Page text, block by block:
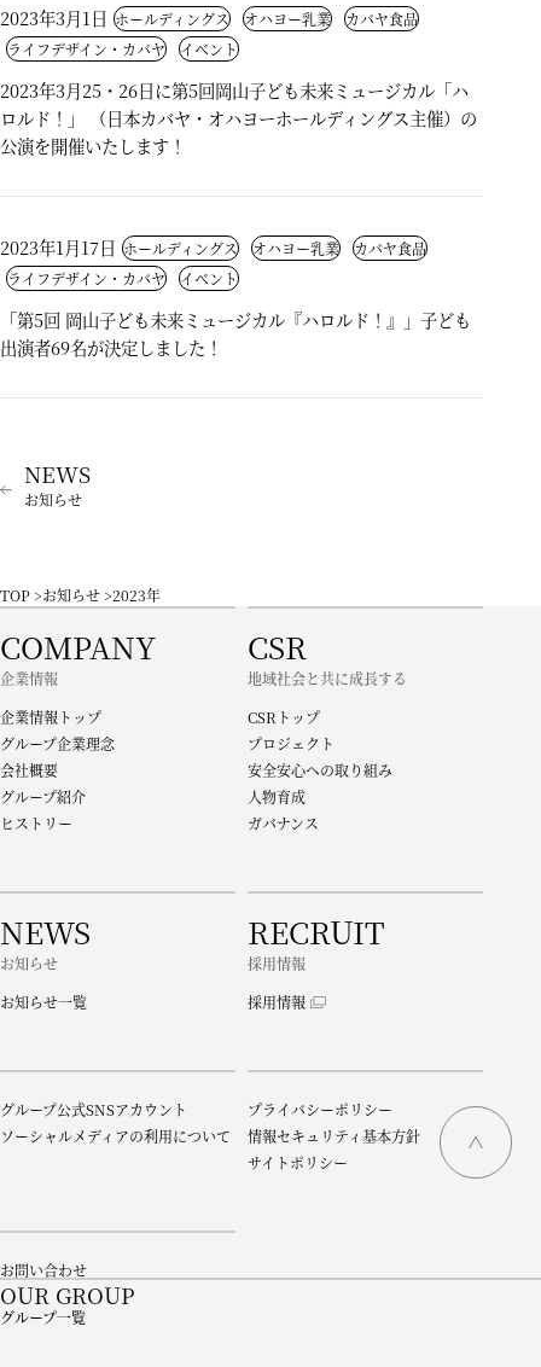
2023年3月1日 ホールディングス オハヨー乳業
カバヤ食品
ライフデザイン・カバヤ
イベント
2023年3月25・26日に第5回岡山子ども未来ミュージカル「ハ
ロルド！」 （日本カバヤ・オハヨーホールディングス主催）の
公演を開催いたします！
2023年1月17日 ホールディングス オハヨー乳業
カバヤ食品
ライフデザイン・カバヤ
イベント
「第5回 岡山子ども未来ミュージカル『ハロルド！』」子ども
出演者69名が決定しました！
お知らせ
TOP お知らせ 2023年
COMPANY
企業情報
企業情報トップ
グループ企業理念
会社概要
グループ紹介
ヒストリー
CSR
地域社会と共に成長する
CSRトップ
プロジェクト
安全安心への取り組み
人物育成
ガバナンス
NEWS
お知らせ
お知らせ一覧
RECRUIT
採用情報
採用情報
グループ公式SNSアカウント
ソーシャルメディアの利用について
プライバシーポリシー
情報セキュリティ基本方針
サイトポリシー
お問い合わせ
OUR GROUP
グループ一覧